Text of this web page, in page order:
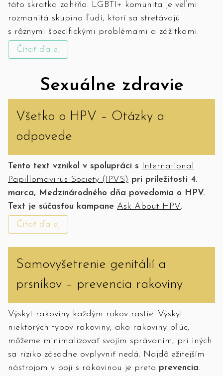
táto skratka zahŕňa. LGBTI+ komunita je veľmi
rozmanitá skupina ľudí, ktorí sa stretávajú
s rôznymi špecifickými problémami a zážitkami.
Čítať ďalej
Sexuálne zdravie
Všetko o HPV – Otázky a
odpovede
Tento text vznikol v spolupráci s International
Papillomavirus Society (IPVS) pri príležitosti 4.
marca, Medzinárodného dňa povedomia o HPV.
Text je súčasťou kampane Ask About HPV.
Čítať ďalej
Samovyšetrenie genitálií a
prsníkov – prevencia rakoviny
Výskyt rakoviny každým rokov rastie. Výskyt
niektorých typov rakoviny, ako rakoviny pľúc,
môžeme minimalizovať svojím správaním, pri iných
sa riziko zásadne ovplyvniť nedá. Najdôležitejším
nástrojom v boji s rakovinou je preto prevencia.